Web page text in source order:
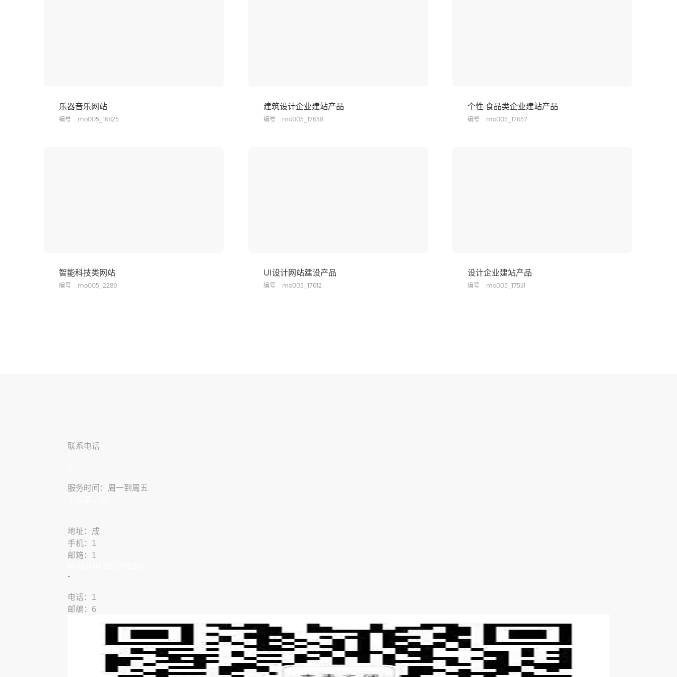
乐器音乐网站
编号 mo005_16825
建筑设计企业建站产品
编号 mo005_17658
个性 食品类企业建站产品
编号 mo005_17657
智能科技类网站
编号 mo005_2289
UI设计网站建设产品
编号 mo005_17612
设计企业建站产品
编号 mo005_17531
联系电话
服务时间：周一到周五
​-
地址：成
手机：1
邮箱：1
​-
​​电话：1
邮编：6